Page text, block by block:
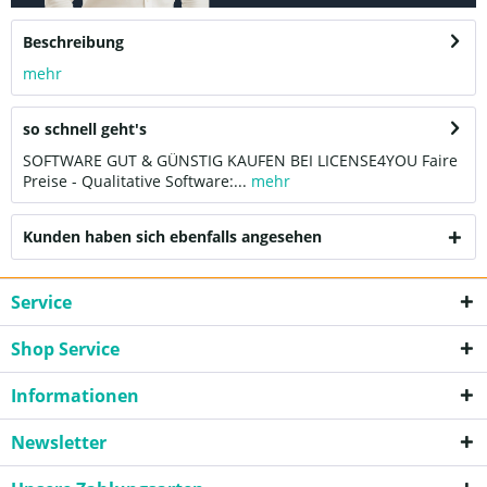
Beschreibung
mehr
so schnell geht's
SOFTWARE GUT & GÜNSTIG KAUFEN BEI LICENSE4YOU Faire
Preise - Qualitative Software:... mehr
Kunden haben sich ebenfalls angesehen
Service
Shop Service
Informationen
Newsletter